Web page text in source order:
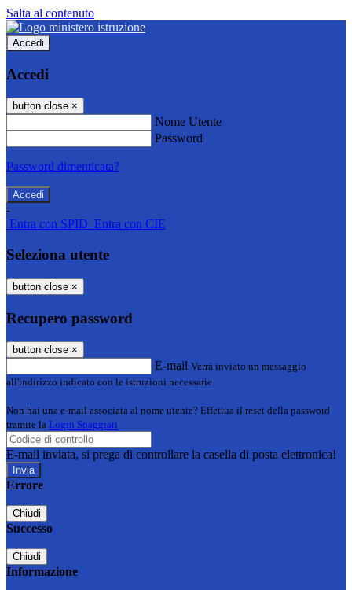
Salta al contenuto
Accedi
Accedi
button close ×
Nome Utente
Password
Password dimenticata?
-
Entra con SPID Entra con CIE
Seleziona utente
button close ×
Recupero password
button close ×
E-mail Verrà inviato un messaggio
all'indirizzo indicato con le istruzioni necessarie.
Non hai una e-mail associata al nome utente? Effettua il reset della password
tramite la Login Spaggiari
E-mail inviata, si prega di controllare la casella di posta elettronica!
Errore
Chiudi
Successo
Chiudi
Informazione